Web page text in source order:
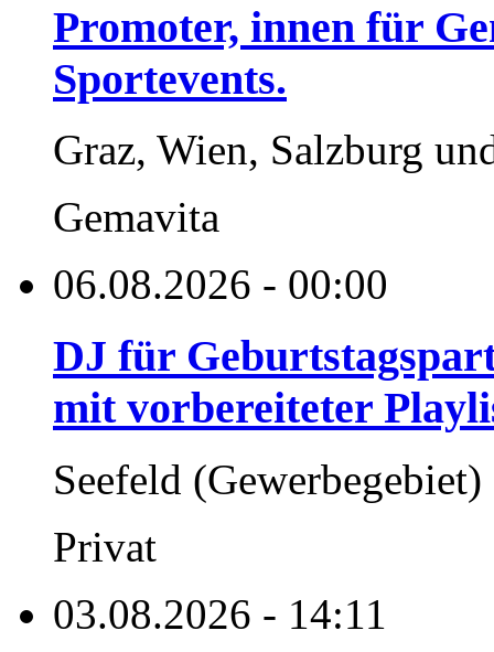
Promoter, innen für
Sportevents.
Graz, Wien, Salzburg
Gemavita
06.08.2026 - 00:00
DJ für
mit vorbereiteter
Seefeld (Gewerbegebiet)
Privat
03.08.2026 - 14:11